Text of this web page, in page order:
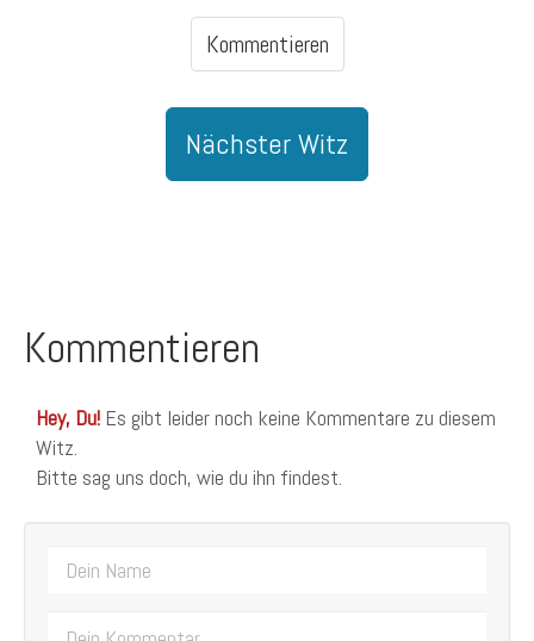
Kommentieren
Nächster Witz
Kommentieren
Hey, Du! Es gibt leider noch keine Kommentare zu diesem
Witz.
Bitte sag uns doch, wie du ihn findest.